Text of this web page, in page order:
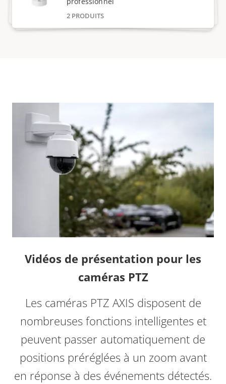
2 PRODUITS
Vidéos de présentation pour les
caméras PTZ
Les caméras PTZ AXIS disposent de
nombreuses fonctions intelligentes et
peuvent passer automatiquement de
positions préréglées à un zoom avant
en réponse à des événements détectés.